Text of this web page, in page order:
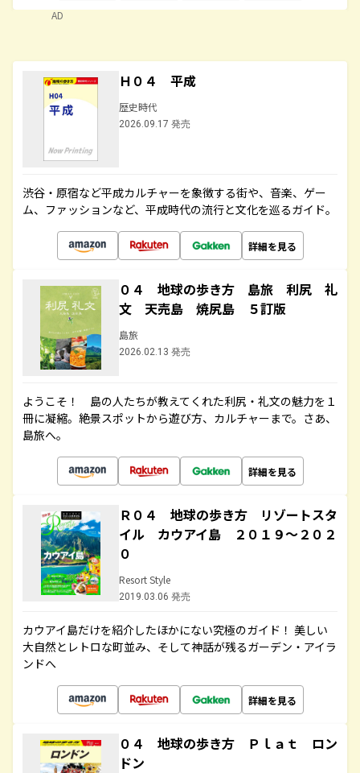
AD
Ｈ０４ 平成
歴史時代
2026.09.17 発売
渋谷・原宿など平成カルチャーを象徴する街や、音楽、ゲー
ム、ファッションなど、平成時代の流行と文化を巡るガイド。
詳細を見る
０４ 地球の歩き方 島旅 利尻 礼
文 天売島 焼尻島 ５訂版
島旅
2026.02.13 発売
ようこそ！ 島の人たちが教えてくれた利尻・礼文の魅力を１
冊に凝縮。絶景スポットから遊び方、カルチャーまで。さあ、
島旅へ。
詳細を見る
Ｒ０４ 地球の歩き方 リゾートスタ
イル カウアイ島 ２０１９～２０２
０
Resort Style
2019.03.06 発売
カウアイ島だけを紹介したほかにない究極のガイド！ 美しい
大自然とレトロな町並み、そして神話が残るガーデン・アイラ
ンドへ
詳細を見る
０４ 地球の歩き方 Ｐｌａｔ ロン
ドン